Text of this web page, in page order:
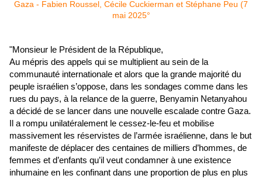
"Monsieur le Président de la République,
Au mépris des appels qui se multiplient au sein de la
communauté internationale et alors que la grande majorité du
peuple israélien s’oppose, dans les sondages comme dans les
rues du pays, à la relance de la guerre, Benyamin Netanyahou
a décidé de se lancer dans une nouvelle escalade contre Gaza.
Il a rompu unilatéralement le cessez-le-feu et mobilise
massivement les réservistes de l’armée israélienne, dans le but
manifeste de déplacer des centaines de milliers d’hommes, de
femmes et d’enfants qu’il veut condamner à une existence
inhumaine en les confinant dans une proportion de plus en plus